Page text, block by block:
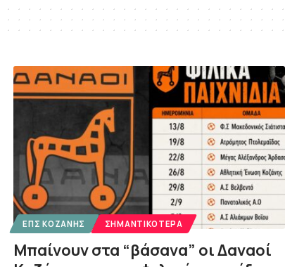
ΕΠΣ ΚΟΖΆΝΗΣ ΣΗΜΑΝΤΙΚΌΤΕΡΑ
Μπαίνουν στα “βάσανα” οι Δαναοί